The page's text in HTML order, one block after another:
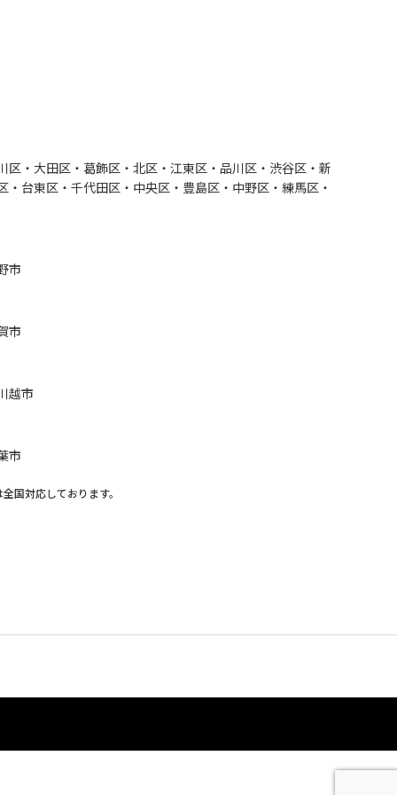
区・大田区・葛飾区・北区・江東区・品川区・渋谷区・新
・台東区・千代田区・中央区・豊島区・中野区・練馬区・
市
市
越市
市
国対応しております。